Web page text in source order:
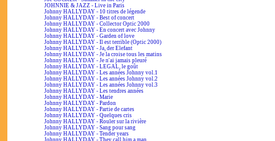
JOHNNIE & JAZZ - Live in Paris
Johnny HALLYDAY - 10 titres de légende
Johnny HALLYDAY - Best of concert
Johnny HALLYDAY - Collector Optic 2000
Johnny HALLYDAY - En concert avec Johnny
Johnny HALLYDAY - Garden of love
Johnny HALLYDAY - Il est terrible (Optic 2000)
Johnny HALLYDAY - Ja, der Elefant
Johnny HALLYDAY - Je la croise tous les matins
Johnny HALLYDAY - Je n'ai jamais pleuré
Johnny HALLYDAY - LEGAL, le goût
Johnny HALLYDAY - Les années Johnny vol.1
Johnny HALLYDAY - Les années Johnny vol.2
Johnny HALLYDAY - Les années Johnny vol.3
Johnny HALLYDAY - Les tendres années
Johnny HALLYDAY - Marie
Johnny HALLYDAY - Pardon
Johnny HALLYDAY - Partie de cartes
Johnny HALLYDAY - Quelques cris
Johnny HALLYDAY - Rouler sur la rivière
Johnny HALLYDAY - Sang pour sang
Johnny HALLYDAY - Tender years
Johnny HALLYDAY - They call him a man